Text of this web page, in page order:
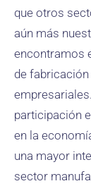
que otros
aún más
encontramos
de
participación
en la
una mayor
sector